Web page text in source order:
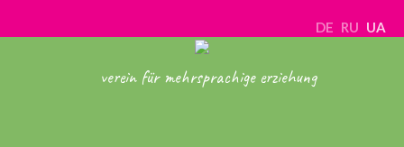
DE RU UA
verein für mehrsprachige erziehung